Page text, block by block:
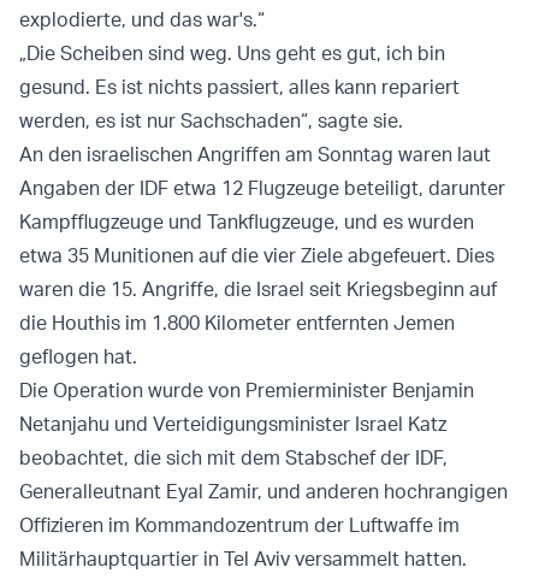
explodierte, und das war's.“
„Die Scheiben sind weg. Uns geht es gut, ich bin
gesund. Es ist nichts passiert, alles kann repariert
werden, es ist nur Sachschaden“, sagte sie.
An den israelischen Angriffen am Sonntag waren laut
Angaben der IDF etwa 12 Flugzeuge beteiligt, darunter
Kampfflugzeuge und Tankflugzeuge, und es wurden
etwa 35 Munitionen auf die vier Ziele abgefeuert. Dies
waren die 15. Angriffe, die Israel seit Kriegsbeginn auf
die Houthis im 1.800 Kilometer entfernten Jemen
geflogen hat.
Die Operation wurde von Premierminister Benjamin
Netanjahu und Verteidigungsminister Israel Katz
beobachtet, die sich mit dem Stabschef der IDF,
Generalleutnant Eyal Zamir, und anderen hochrangigen
Offizieren im Kommandozentrum der Luftwaffe im
Militärhauptquartier in Tel Aviv versammelt hatten.